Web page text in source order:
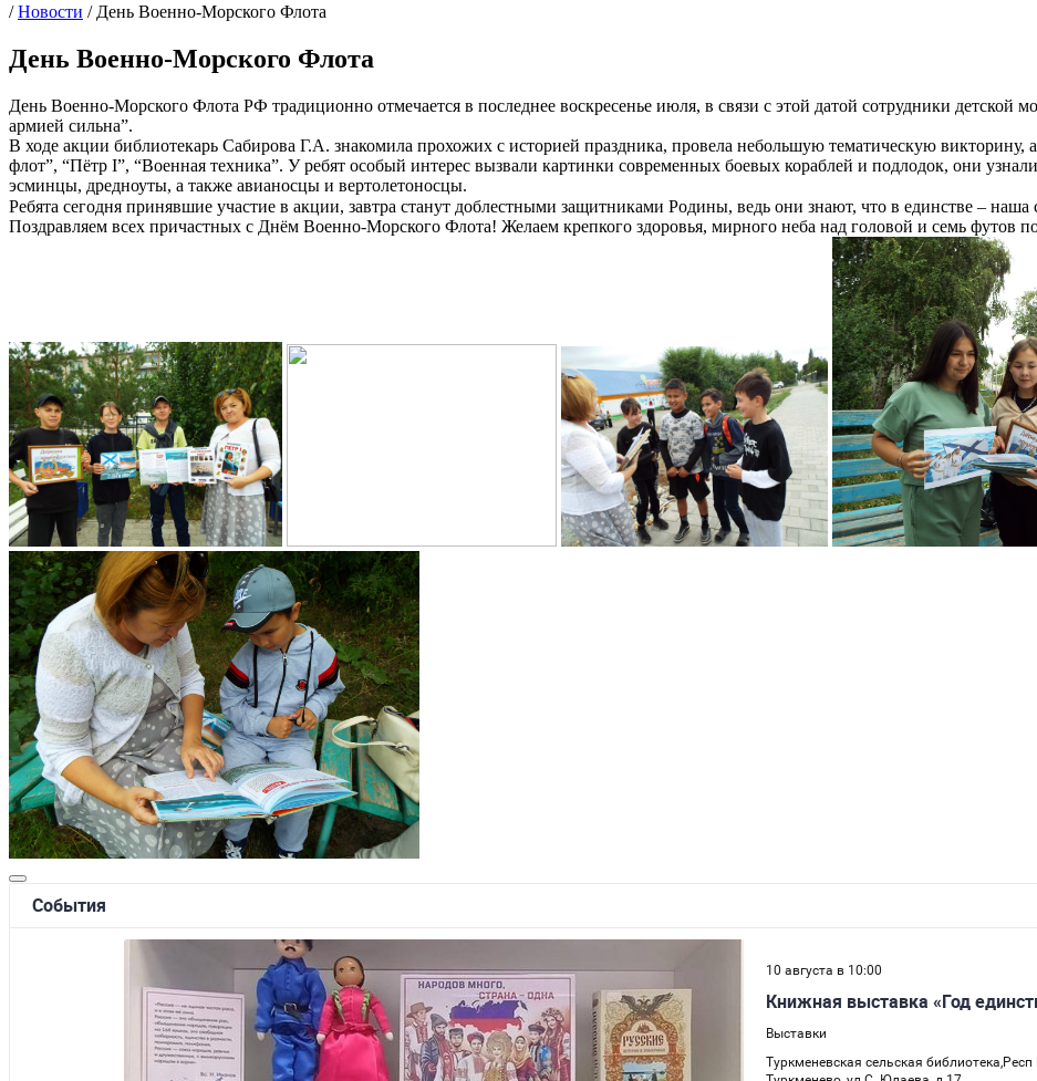
/Новости / День Военно-Морского Флота
День Военно-Морского Флота
День Военно-Морского Флота РФ традиционно отмечается в последнее воскресенье июля, в связи с этой датой сотрудники
армией сильна”.
В ходе акции библиотекарь Сабирова Г.А. знакомила прохожих с историей праздника, провела небольшую тематическую викторину,
флот”, “Пётр I”, “Военная техника”. У ребят особый интерес вызвали картинки современных боевых кораблей и подлодок, они
эсминцы, дредноуты, а также авианосцы и вертолетоносцы.
Ребята сегодня принявшие участие в акции, завтра станут доблестными защитниками Родины, ведь они знают, что в единстве –
Поздравляем всех причастных с Днём Военно-Морского Флота! Желаем крепкого здоровья, мирного неба над головой и семь футов